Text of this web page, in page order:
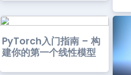
PyTorch入门指南 – 构
建你的第一个线性模型